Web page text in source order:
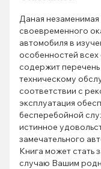
Даная
своевременного
автомобиля в
особенностей всех
содержит
техническому
соответствии с
эксплуатация
бесперебойной
истинное
замечательного
Книга может стать
случаю Вашим